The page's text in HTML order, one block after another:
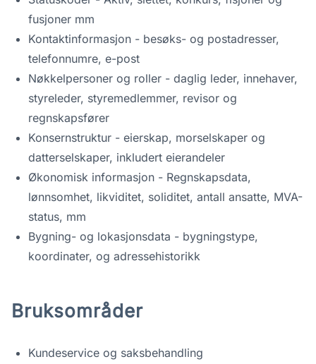
fusjoner mm
Kontaktinformasjon - besøks- og postadresser,
telefonnumre, e-post
Nøkkelpersoner og roller - daglig leder, innehaver,
styreleder, styremedlemmer, revisor og
regnskapsfører
Konsernstruktur - eierskap, morselskaper og
datterselskaper, inkludert eierandeler
Økonomisk informasjon - Regnskapsdata,
lønnsomhet, likviditet, soliditet, antall ansatte, MVA-
status, mm
Bygning- og lokasjonsdata - bygningstype,
koordinater, og adressehistorikk
Bruksområder
Kundeservice og saksbehandling